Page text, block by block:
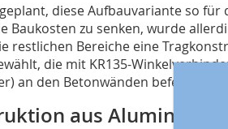
diese Aufbauvariante so für
Baukosten zu senken, wurde
restlichen Bereiche eine
die mit KR135-
an den Betonwänden befestigt
aus Aluminium